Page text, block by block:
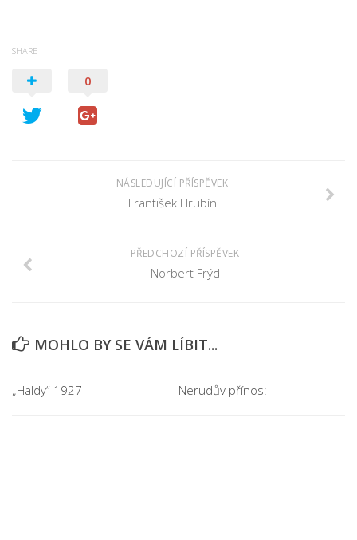
SHARE
0
NÁSLEDUJÍCÍ PŘÍSPĚVEK
František Hrubín
PŘEDCHOZÍ PŘÍSPĚVEK
Norbert Frýd
MOHLO BY SE VÁM LÍBIT...
„Haldy“ 1927 Nerudův přínos: